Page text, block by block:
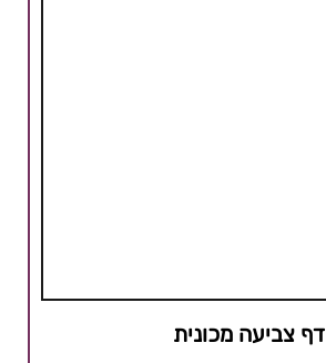
דף צביעה מכונית